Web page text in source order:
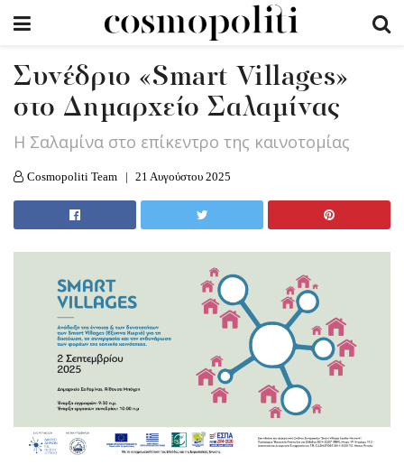
Συνέδριο «Smart Villages»
στο Δημαρχείο Σαλαμίνας
Η Σαλαμίνα στο επίκεντρο της καινοτομίας
Cosmopoliti Team 21 Αυγούστου 2025